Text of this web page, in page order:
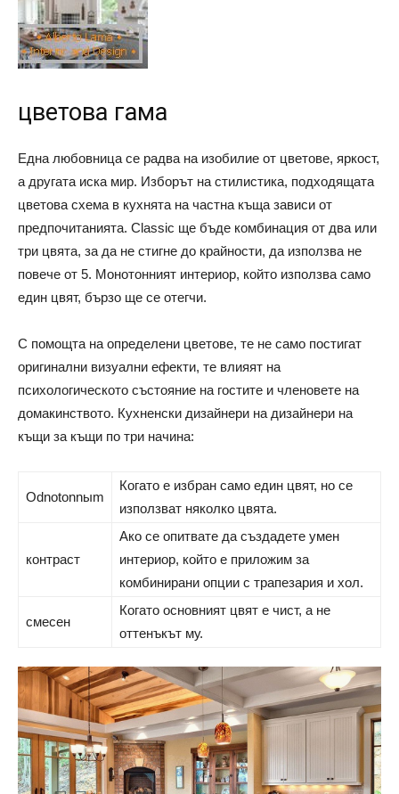
цветова гама
Една любовница се радва на изобилие от цветове, яркост,
а другата иска мир. Изборът на стилистика, подходящата
цветова схема в кухнята на частна къща зависи от
предпочитанията. Classic ще бъде комбинация от два или
три цвята, за да не стигне до крайности, да използва не
повече от 5. Монотонният интериор, който използва само
един цвят, бързо ще се отегчи.
С помощта на определени цветове, те не само постигат
оригинални визуални ефекти, те влияят на
психологическото състояние на гостите и членовете на
домакинството. Кухненски дизайнери на дизайнери на
къщи за къщи по три начина:
Odnotonnыm
Когато е избран само един цвят, но се
използват няколко цвята.
контраст
Ако се опитвате да създадете умен
интериор, който е приложим за
комбинирани опции с трапезария и хол.
смесен
Когато основният цвят е чист, а не
оттенъкът му.